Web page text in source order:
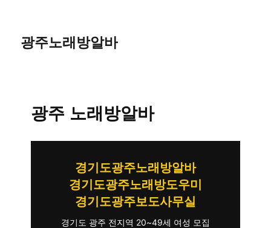
광주노래방알바
광주 노래방알바
경기도광주노래방알바
경기도광주노래방도우미
경기도광주보도사무실
경기도 광주 전지역 20~49세 여성 모집